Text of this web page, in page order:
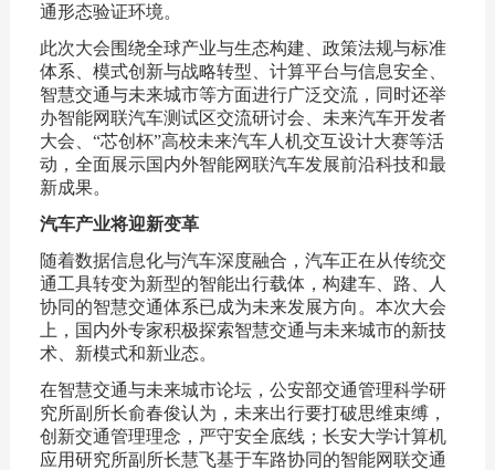
通形态验证环境。
此次大会围绕全球产业与生态构建、政策法规与标准
体系、模式创新与战略转型、计算平台与信息安全、
智慧交通与未来城市等方面进行广泛交流，同时还举
办智能网联汽车测试区交流研讨会、未来汽车开发者
大会、“芯创杯”高校未来汽车人机交互设计大赛等活
动，全面展示国内外智能网联汽车发展前沿科技和最
新成果。
汽车产业将迎新变革
随着数据信息化与汽车深度融合，汽车正在从传统交
通工具转变为新型的智能出行载体，构建车、路、人
协同的智慧交通体系已成为未来发展方向。本次大会
上，国内外专家积极探索智慧交通与未来城市的新技
术、新模式和新业态。
在智慧交通与未来城市论坛，公安部交通管理科学研
究所副所长俞春俊认为，未来出行要打破思维束缚，
创新交通管理理念，严守安全底线；长安大学计算机
应用研究所副所长慧飞基于车路协同的智能网联交通